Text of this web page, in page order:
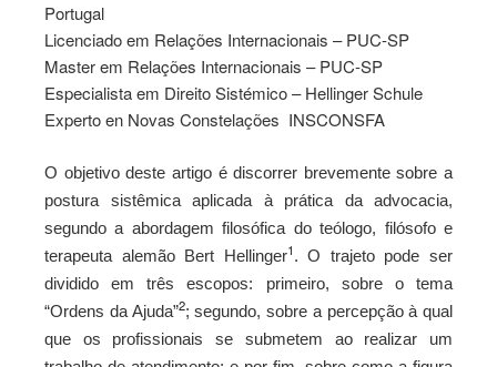
Portugal
Licenciado em Relações Internacionais – PUC-SP
Master em Relações Internacionais – PUC-SP
Especialista em Direito Sistémico – Hellinger Schule
Experto en Novas Constelações INSCONSFA
O objetivo deste artigo é discorrer brevemente sobre a
postura sistêmica aplicada à prática da advocacia,
segundo a abordagem filosófica do teólogo, filósofo e
terapeuta alemão Bert Hellinger1. O trajeto pode ser
dividido em três escopos: primeiro, sobre o tema
“Ordens da Ajuda”2; segundo, sobre a percepção à qual
que os profissionais se submetem ao realizar um